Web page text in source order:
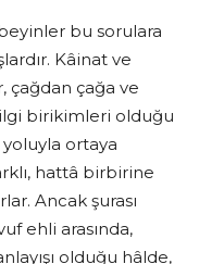
bu sorulara
Kâinat ve
çağdan çağa ve
birikimleri olduğu
yoluyla ortaya
hattâ bir­birine
Ancak şurası
ehli arasında,
olduğu hâlde,